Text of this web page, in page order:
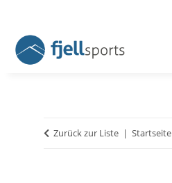
Zurück zur Liste Startseite